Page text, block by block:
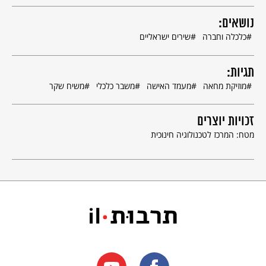
ירדנה יותר מהכול
הולך למילואים
וסופר את הכסף שאין.
ומשיח לא בא
משיח גם לא מטלפן…
נושאים:
כלכלה וחברה שירים ישראליים
תגיות:
מוזיקת מחאה מעמד האישה משבר כלכלי משיח שקר
זכויות יוצרים
מטח: המרכז לטכנולוגיה חינוכית